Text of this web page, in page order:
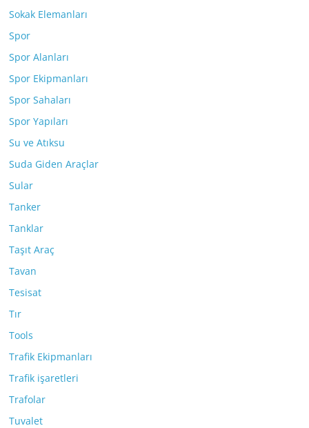
Sokak Elemanları
Spor
Spor Alanları
Spor Ekipmanları
Spor Sahaları
Spor Yapıları
Su ve Atıksu
Suda Giden Araçlar
Sular
Tanker
Tanklar
Taşıt Araç
Tavan
Tesisat
Tır
Tools
Trafik Ekipmanları
Trafik işaretleri
Trafolar
Tuvalet